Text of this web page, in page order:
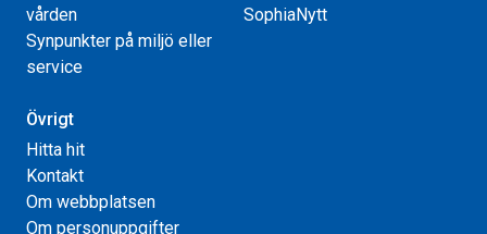
vården
Synpunkter på miljö eller
service
SophiaNytt
Övrigt
Hitta hit
Kontakt
Om webbplatsen
Om personuppgifter